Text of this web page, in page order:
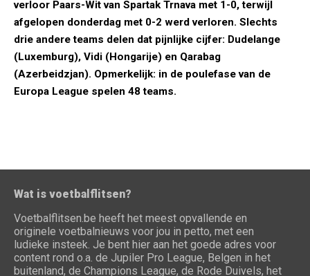
verloor Paars-Wit van Spartak Trnava met 1-0, terwijl
afgelopen donderdag met 0-2 werd verloren. Slechts
drie andere teams delen dat pijnlijke cijfer: Dudelange
(Luxemburg), Vidi (Hongarije) en Qarabag
(Azerbeidzjan). Opmerkelijk: in de poulefase van de
Europa League spelen 48 teams.
Wat is voetbalflitsen?
Voetbalflitsen.be heeft het meest opvallende en
originele voetbalnieuws voor jou in petto, met een
ludieke insteek. Je bent hier aan het goede adres voor
content rond o.a. de Jupiler Pro League, Belgen in het
buitenland, de Champions League, de Rode Duivels, het